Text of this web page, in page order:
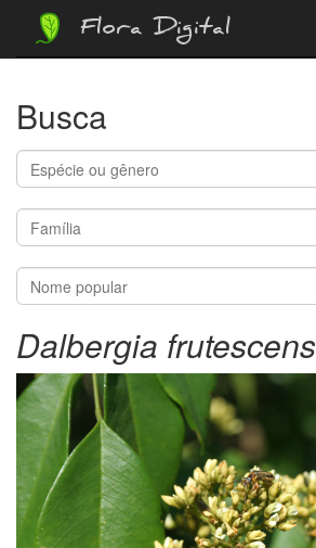
Flora Digital
Busca
Dalbergia frutescens